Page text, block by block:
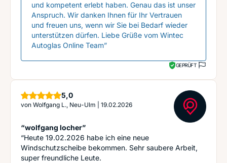
und kompetent erlebt haben. Genau das ist unser
Anspruch. Wir danken Ihnen für Ihr Vertrauen
und freuen uns, wenn wir Sie bei Bedarf wieder
unterstützen dürfen. Liebe Grüße vom Wintec
Autoglas Online Team”
GEPRÜFT
5,0Sterne
von Wolfgang L., Neu-Ulm 19.02.2026
“wolfgang locher”
“Heute 19.02.2026 habe ich eine neue
Windschutzscheibe bekommen. Sehr saubere Arbeit,
super freundliche Leute.